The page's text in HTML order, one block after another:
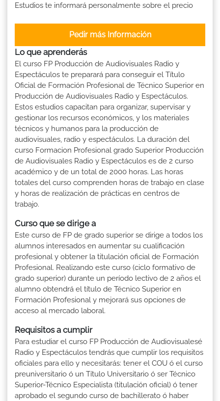
Estudios te informará personalmente sobre el precio
Pedir más Información
Lo que aprenderás
El curso FP Producción de Audiovisuales Radio y
Espectáculos te preparará para conseguir el Título
Oficial de Formación Profesional de Técnico Superior en
Producción de Audiovisuales Radio y Espectáculos.
Estos estudios capacitan para organizar, supervisar y
gestionar los recursos económicos, y los materiales
técnicos y humanos para la producción de
audiovisuales, radio y espectáculos. La duración del
curso Formacion Profesional grado Superior Producción
de Audiovisuales Radio y Espectáculos es de 2 curso
académico y de un total de 2000 horas. Las horas
totales del curso comprenden horas de trabajo en clase
y horas de realización de prácticas en centros de
trabajo.
Curso que se dirige a
Este curso de FP de grado superior se dirige a todos los
alumnos interesados en aumentar su cualificación
profesional y obtener la titulación oficial de Formación
Profesional. Realizando este curso (ciclo formativo de
grado superior) durante un período lectivo de 2 años el
alumno obtendrá el título de Técnico Superior en
Formación Profesional y mejorará sus opciones de
acceso al mercado laboral.
Requisitos a cumplir
Para estudiar el curso FP Producción de Audiovisualesé
Radio y Espectáculos tendrás que cumplir los requisitos
oficiales para ello y necesitarás: tener el COU ó el curso
preuniversitario ó un Título Universitario ó ser Técnico
Superior-Técnico Especialista (titulación oficial) ó tener
aprobado el segundo curso de bachillerato ó haber